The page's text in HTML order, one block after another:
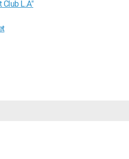
Club L.A"